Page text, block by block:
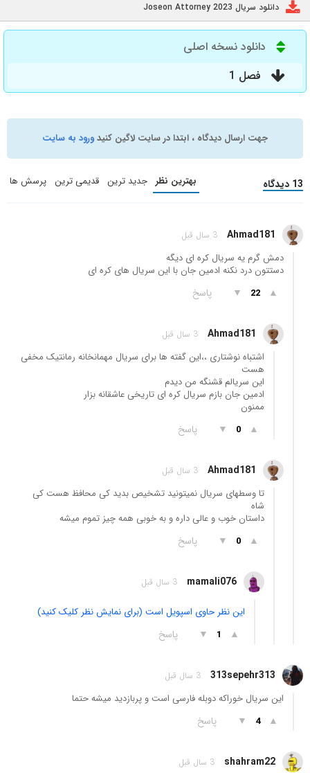
دانلود سریال Joseon Attorney 2023
دانلود نسخه اصلی
فصل 1
جهت ارسال دیدگاه ، ابتدا در سایت لاگین کنیدورود به سایت
13 دیدگاه بهترین نظر جدید ترین قدیمی ترین پرسش ها
Ahmad181 3 سال قبل
دمش گرم یه سریال کره ای دیگه
دستتون درد نکنه ادمین جان با این سریال های کره ای
▲
22
▼ پاسخ
Ahmad181 3 سال قبل
اشتباه نوشتاری ،،این گفته ها برای سریال مهمانخانه رمانتیک مخفی
هست
این سریالم قشنگه من دیدم
ادمین جان بازم سریال کره ای تاریخی عاشقانه بزار
ممنون
▲
0
▼ پاسخ
Ahmad181 3 سال قبل
تا وسطهای سریال نمیتونید تشخیص بدید کی محافظ هست کی
شاه
داستان خوب و عالی داره و به خوبی همه چیز تموم میشه
▲
0
▼ پاسخ
mamali076 3 سال قبل
این نظر حاوی اسپویل است (برای نمایش نظر کلیک کنید)
▲
1
▼ پاسخ
313sepehr313 3 سال قبل
این سریال خوراکه دوبله فارسی است و پربازدید میشه حتما
▲
4
▼ پاسخ
shahram22 3 سال قبل